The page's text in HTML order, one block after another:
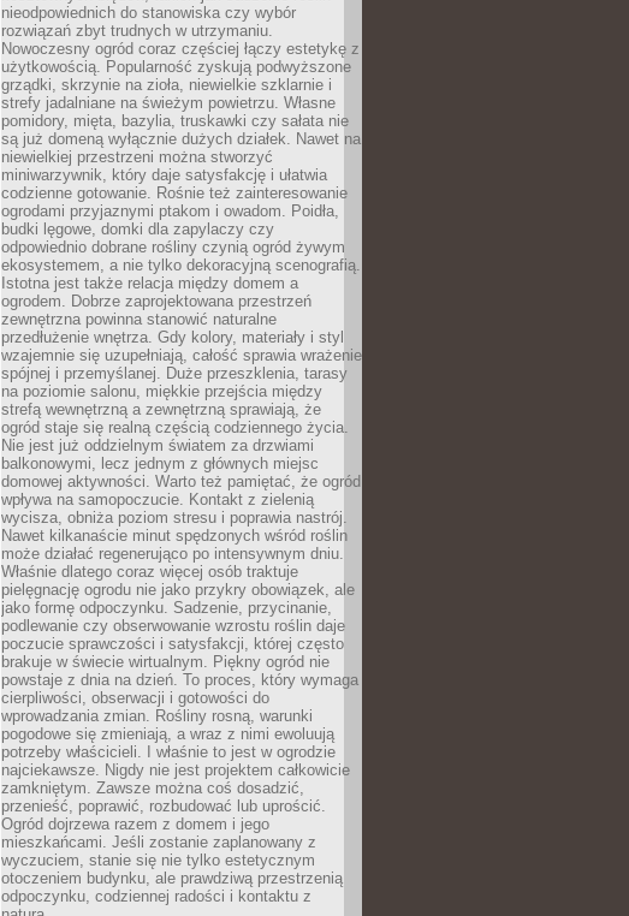
nieodpowiednich do stanowiska czy wybór
rozwiązań zbyt trudnych w utrzymaniu.
Nowoczesny ogród coraz częściej łączy estetykę z
użytkowością. Popularność zyskują podwyższone
grządki, skrzynie na zioła, niewielkie szklarnie i
strefy jadalniane na świeżym powietrzu. Własne
pomidory, mięta, bazylia, truskawki czy sałata nie
są już domeną wyłącznie dużych działek. Nawet na
niewielkiej przestrzeni można stworzyć
miniwarzywnik, który daje satysfakcję i ułatwia
codzienne gotowanie. Rośnie też zainteresowanie
ogrodami przyjaznymi ptakom i owadom. Poidła,
budki lęgowe, domki dla zapylaczy czy
odpowiednio dobrane rośliny czynią ogród żywym
ekosystemem, a nie tylko dekoracyjną scenografią.
Istotna jest także relacja między domem a
ogrodem. Dobrze zaprojektowana przestrzeń
zewnętrzna powinna stanowić naturalne
przedłużenie wnętrza. Gdy kolory, materiały i styl
wzajemnie się uzupełniają, całość sprawia wrażenie
spójnej i przemyślanej. Duże przeszklenia, tarasy
na poziomie salonu, miękkie przejścia między
strefą wewnętrzną a zewnętrzną sprawiają, że
ogród staje się realną częścią codziennego życia.
Nie jest już oddzielnym światem za drzwiami
balkonowymi, lecz jednym z głównych miejsc
domowej aktywności. Warto też pamiętać, że ogród
wpływa na samopoczucie. Kontakt z zielenią
wycisza, obniża poziom stresu i poprawia nastrój.
Nawet kilkanaście minut spędzonych wśród roślin
może działać regenerująco po intensywnym dniu.
Właśnie dlatego coraz więcej osób traktuje
pielęgnację ogrodu nie jako przykry obowiązek, ale
jako formę odpoczynku. Sadzenie, przycinanie,
podlewanie czy obserwowanie wzrostu roślin daje
poczucie sprawczości i satysfakcji, której często
brakuje w świecie wirtualnym. Piękny ogród nie
powstaje z dnia na dzień. To proces, który wymaga
cierpliwości, obserwacji i gotowości do
wprowadzania zmian. Rośliny rosną, warunki
pogodowe się zmieniają, a wraz z nimi ewoluują
potrzeby właścicieli. I właśnie to jest w ogrodzie
najciekawsze. Nigdy nie jest projektem całkowicie
zamkniętym. Zawsze można coś dosadzić,
przenieść, poprawić, rozbudować lub uprościć.
Ogród dojrzewa razem z domem i jego
mieszkańcami. Jeśli zostanie zaplanowany z
wyczuciem, stanie się nie tylko estetycznym
otoczeniem budynku, ale prawdziwą przestrzenią
odpoczynku, codziennej radości i kontaktu z